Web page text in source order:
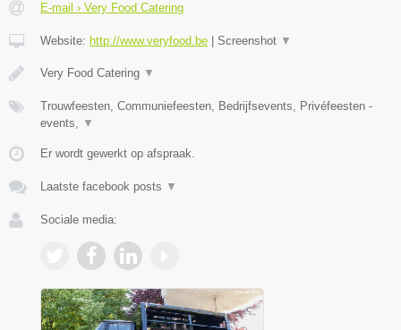
E-mail › Very Food Catering
Website: http://www.veryfood.be Screenshot ▼
Very Food Catering ▼
Trouwfeesten, Communiefeesten, Bedrijfsevents, Privéfeesten -
events, ▼
Er wordt gewerkt op afspraak.
Laatste facebook posts ▼
Sociale media: